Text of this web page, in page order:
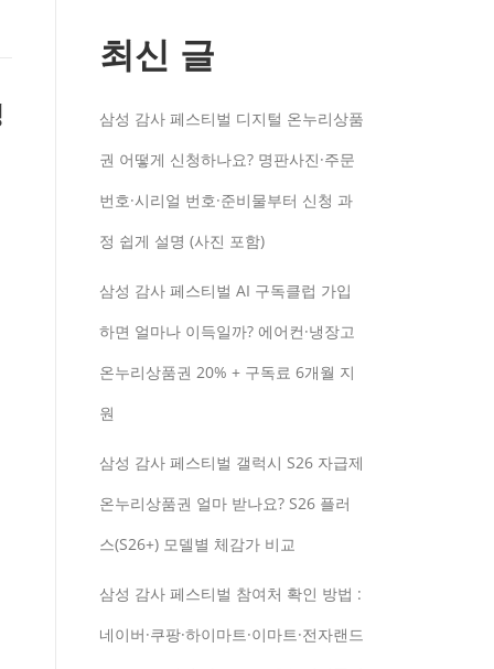
최신 글
삼성 감사 페스티벌 디지털 온누리상품
권 어떻게 신청하나요? 명판사진·주문
번호·시리얼 번호·준비물부터 신청 과
정 쉽게 설명 (사진 포함)
삼성 감사 페스티벌 AI 구독클럽 가입
하면 얼마나 이득일까? 에어컨·냉장고
온누리상품권 20% + 구독료 6개월 지
원
삼성 감사 페스티벌 갤럭시 S26 자급제
온누리상품권 얼마 받나요? S26 플러
스(S26+) 모델별 체감가 비교
삼성 감사 페스티벌 참여처 확인 방법 :
네이버·쿠팡·하이마트·이마트·전자랜드